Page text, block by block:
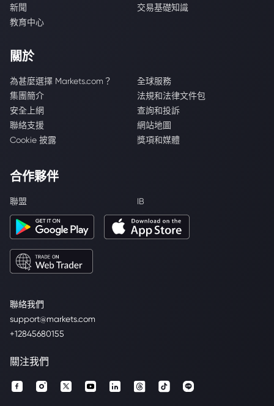
聯絡我們
support@markets.com
+12845680155
新聞
交易基礎知識
教育中心
關於
為甚麼選擇 Markets.com？
全球服務
集團簡介
法規和法律文件包
安全上網
查詢和投訴
聯絡支援
網站地圖
Cookie 披露
獎項和媒體
合作夥伴
聯盟 IB
關注我們